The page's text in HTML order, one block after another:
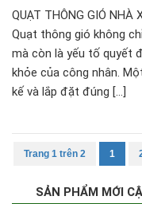
QUẠT THÔNG GIÓ NHÀ
Quạt thông gió không
mà còn là yếu tố quyết
khỏe của công nhân.
kế và lắp đặt đúng […]
Trang 1 trên 2 1
SẢN PHẨM MỚI